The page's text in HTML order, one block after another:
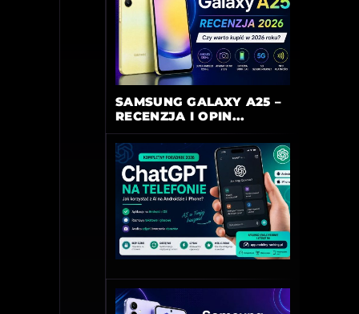
SAMSUNG GALAXY A25 –
RECENZJA I OPIN...